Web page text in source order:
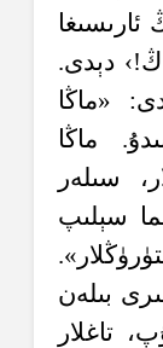
دېدى.
«ماڭا
ماڭا
سىلەر
سېلىپ
بىلەن
تاغلار